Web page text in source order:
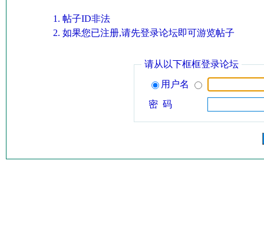
帖子ID非法
如果您已注册,请先登录论坛即可游览帖子
请从以下框框登录论坛
用户名
密 码